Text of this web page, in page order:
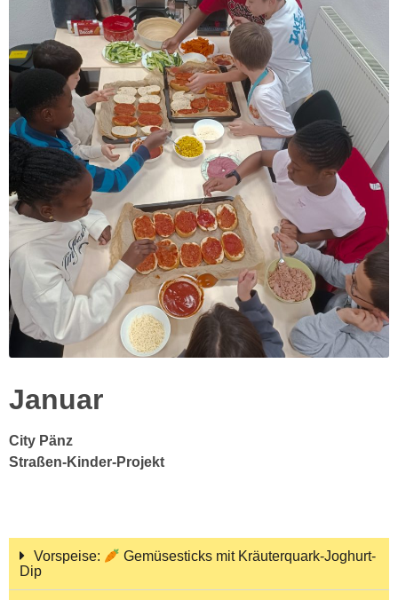
Januar
City Pänz
Straßen-Kinder-Projekt
Vorspeise:
Gemüsesticks mit Kräuterquark-Joghurt-
Dip